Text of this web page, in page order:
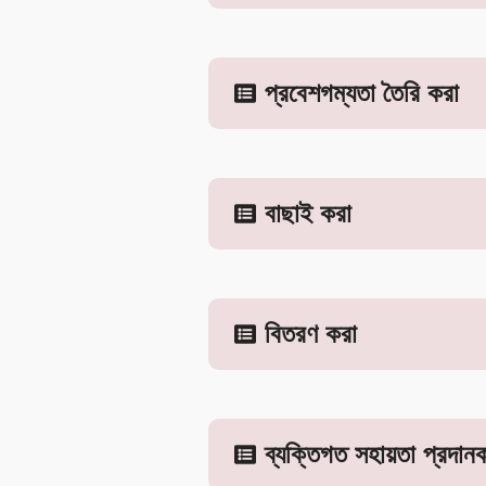
প্রবেশগম্যতা তৈরি করা
বাছাই করা
বিতরণ করা
ব্যক্তিগত সহায়তা